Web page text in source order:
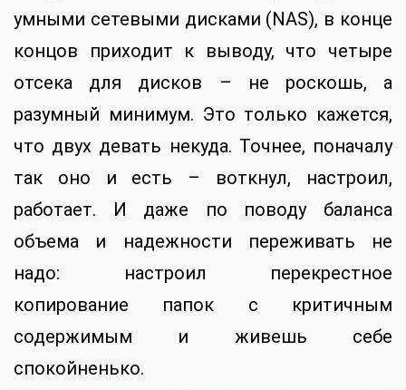
умными сетевыми дисками (NAS), в конце
концов приходит к выводу, что четыре
отсека для дисков – не роскошь, а
разумный минимум. Это только кажется,
что двух девать некуда. Точнее, поначалу
так оно и есть – воткнул, настроил,
работает. И даже по поводу баланса
объема и надежности переживать не
надо: настроил перекрестное
копирование папок с критичным
содержимым и живешь себе
спокойненько.